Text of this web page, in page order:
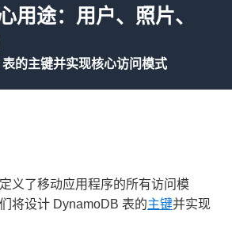
用途：用户、照片、
的主键并实现核心访问模式
义了移动应用程序的所有访问模
将设计 DynamoDB 表的主键并实现